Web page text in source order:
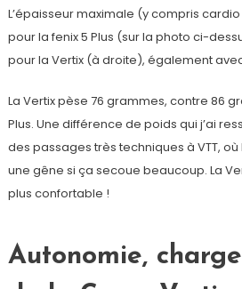
L’épaisseur maximale (y compris
pour la fenix 5 Plus (sur la photo ci-
pour la Vertix (à droite), également
La Vertix pèse 76 grammes, contre 86
Plus. Une différence de poids qui j’ai
des passages très techniques à VTT,
une gêne si ça secoue beaucoup. La
plus confortable !
Autonomie,